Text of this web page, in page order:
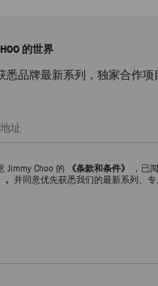
及膝靴。寻找您的心仪靴履，探
搭配潮靴。
的服饰，随时随刻在职场散发魅
高跟靴
列为您的早晚穿搭提升潮流度。
。时髦高跟靴履是您出席派对和
的世界
悉品牌最新系列，独家合作项
Jimmy Choo 的 《条款和条件》
，已
并同意优先获悉我们的最新系列、